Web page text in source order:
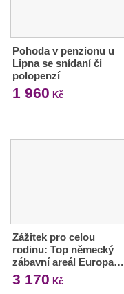
Pohoda v penzionu u
Lipna se snídaní či
polopenzí
1 960 Kč
Zážitek pro celou
rodinu: Top německý
zábavní areál Europa…
3 170 Kč